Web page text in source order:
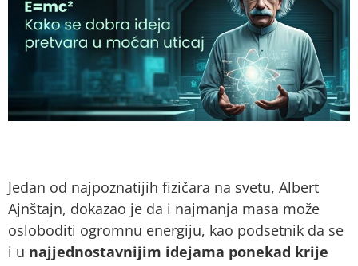
Jedan od najpoznatijih fizičara na svetu, Albert
Ajnštajn, dokazao je da i najmanja masa može
osloboditi ogromnu energiju, kao podsetnik da se
i u najjednostavnijim idejama ponekad krije